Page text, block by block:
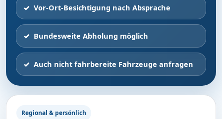
Vor-Ort-Besichtigung nach Absprache
Bundesweite Abholung möglich
Auch nicht fahrbereite Fahrzeuge anfragen
Regional & persönlich